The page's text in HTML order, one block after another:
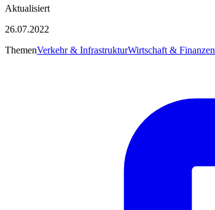
Aktualisiert
26.07.2022
ThemenVerkehr & InfrastrukturWirtschaft & Finanzen